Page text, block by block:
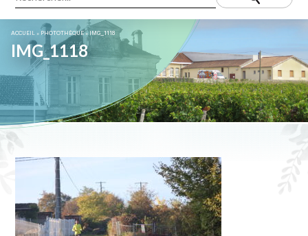
ACCUEIL » PHOTOTHÈQUE»IMG_1118
IMG_1118